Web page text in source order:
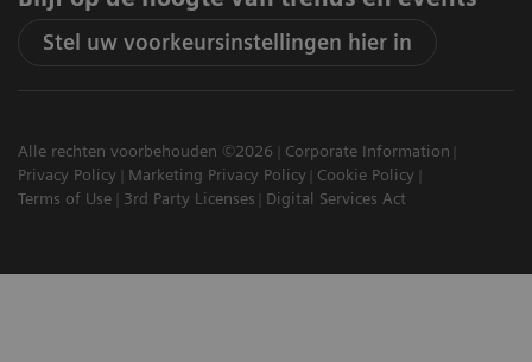
Stel uw voorkeursinstellingen hier in
Alle rechten voorbehouden ©2026
Corporate Information
Privacy Policy
Marketing Privacy Policy
Cookie Policy
Terms of Use
3rd Party Licenses Digital Services Act